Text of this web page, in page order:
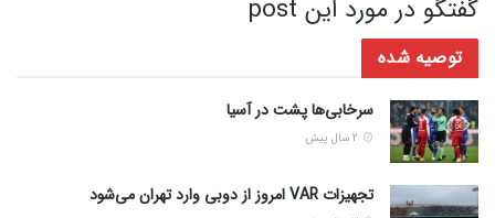
گفتگو در مورد این post
توصیه شده
سرخابی‌ها پشت در آسیا
تجهیزات VAR امروز از دوبی وارد تهران می‌شود